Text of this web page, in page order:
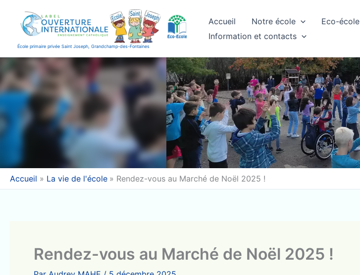
contenu
École primaire privée Saint Joseph, Grandchamp-des-Fontaines
Accueil Notre école Eco-école
Information et contacts
Accueil La vie de l'école Rendez-vous au Marché de Noël 2025 !
Rendez-vous au Marché de Noël 2025 !